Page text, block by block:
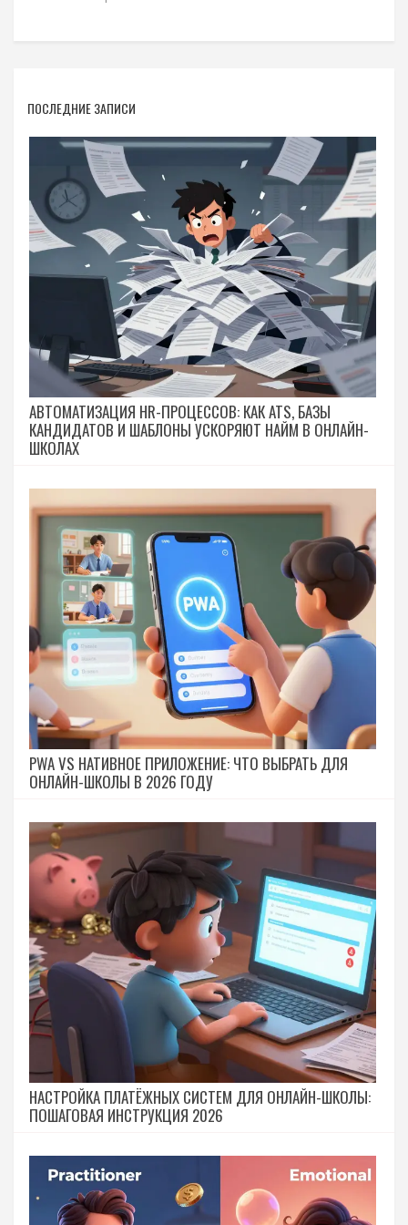
ПОСЛЕДНИЕ ЗАПИСИ
АВТОМАТИЗАЦИЯ HR-ПРОЦЕССОВ: КАК ATS, БАЗЫ
КАНДИДАТОВ И ШАБЛОНЫ УСКОРЯЮТ НАЙМ В ОНЛАЙН-
ШКОЛАХ
PWA VS НАТИВНОЕ ПРИЛОЖЕНИЕ: ЧТО ВЫБРАТЬ ДЛЯ
ОНЛАЙН-ШКОЛЫ В 2026 ГОДУ
НАСТРОЙКА ПЛАТЁЖНЫХ СИСТЕМ ДЛЯ ОНЛАЙН-ШКОЛЫ:
ПОШАГОВАЯ ИНСТРУКЦИЯ 2026